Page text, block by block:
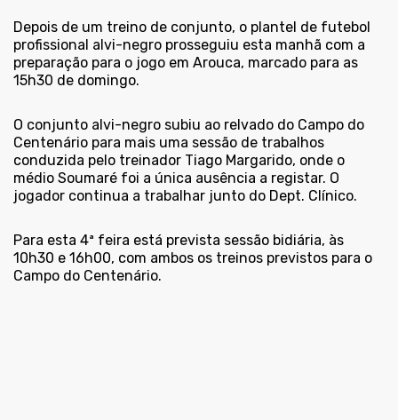
Depois de um treino de conjunto, o plantel de futebol
profissional alvi-negro prosseguiu esta manhã com a
preparação para o jogo em Arouca, marcado para as
15h30 de domingo.
O conjunto alvi-negro subiu ao relvado do Campo do
Centenário para mais uma sessão de trabalhos
conduzida pelo treinador Tiago Margarido, onde o
médio Soumaré foi a única ausência a registar. O
jogador continua a trabalhar junto do Dept. Clínico.
Para esta 4ª feira está prevista sessão bidiária, às
10h30 e 16h00, com ambos os treinos previstos para o
Campo do Centenário.